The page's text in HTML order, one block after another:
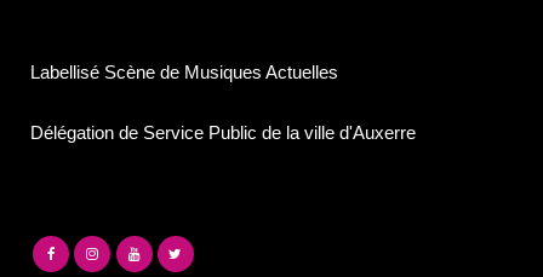
Labellisé Scène de Musiques Actuelles
Délégation de Service Public de la ville d'Auxerre